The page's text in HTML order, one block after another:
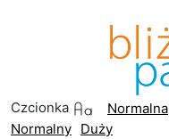
Czcionka Normalna
Normalny Duży